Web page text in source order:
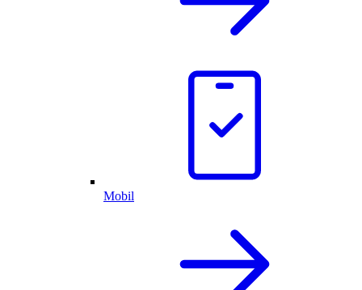
Mobil